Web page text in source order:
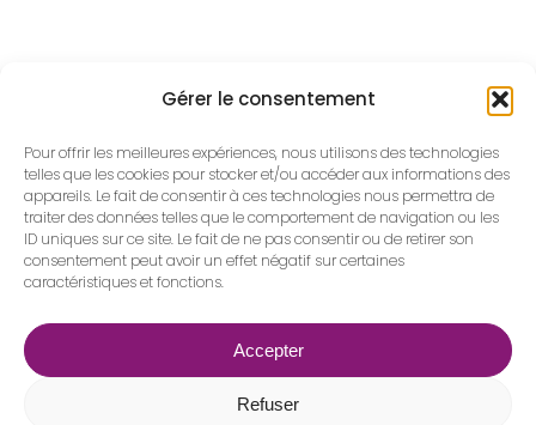
Gérer le consentement
Pour offrir les meilleures expériences, nous utilisons des technologies
telles que les cookies pour stocker et/ou accéder aux informations des
appareils. Le fait de consentir à ces technologies nous permettra de
traiter des données telles que le comportement de navigation ou les
ID uniques sur ce site. Le fait de ne pas consentir ou de retirer son
consentement peut avoir un effet négatif sur certaines
caractéristiques et fonctions.
Accepter
Refuser